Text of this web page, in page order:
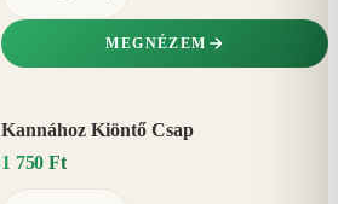
MEGNÉZEM
Kannához Kiöntő Csap
1 750 Ft